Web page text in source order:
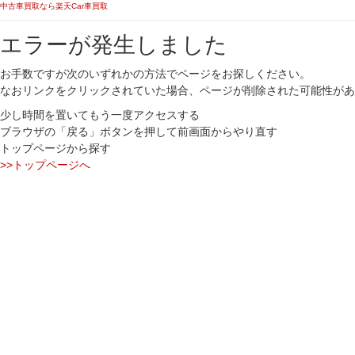
中古車買取なら楽天Car車買取
エラーが発生しました
お手数ですが次のいずれかの方法でページをお探しください。
なおリンクをクリックされていた場合、ページが削除された可能性が
少し時間を置いてもう一度アクセスする
ブラウザの「戻る」ボタンを押して前画面からやり直す
トップページから探す
>>トップページへ